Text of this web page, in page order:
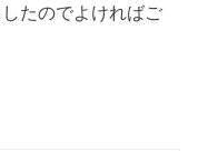
たのでよければご